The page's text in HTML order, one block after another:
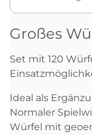
Großes
Set mit 120
Ideal als
Normaler
Würfel mit